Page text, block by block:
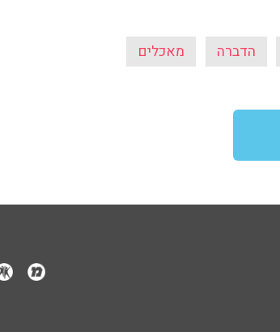
הדברה מאכלים